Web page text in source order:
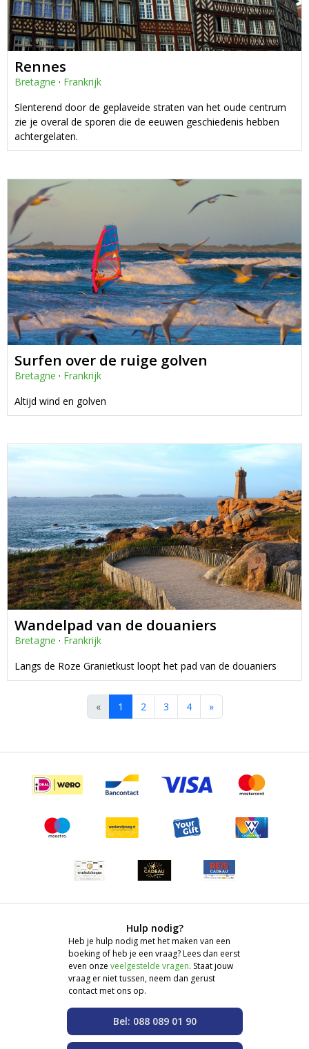
Rennes
Bretagne · Frankrijk
Slenterend door de geplaveide straten van het oude centrum
zie je overal de sporen die de eeuwen geschiedenis hebben
achtergelaten.
Surfen over de ruige golven
Bretagne · Frankrijk
Altijd wind en golven
Wandelpad van de douaniers
Bretagne · Frankrijk
Langs de Roze Granietkust loopt het pad van de douaniers
« 1 2 3 4 »
Hulp nodig?
Heb je hulp nodig met het maken van een
boeking of heb je een vraag? Lees dan eerst
even onze veelgestelde vragen. Staat jouw
vraag er niet tussen, neem dan gerust
contact met ons op.
Bel: 088 089 01 90